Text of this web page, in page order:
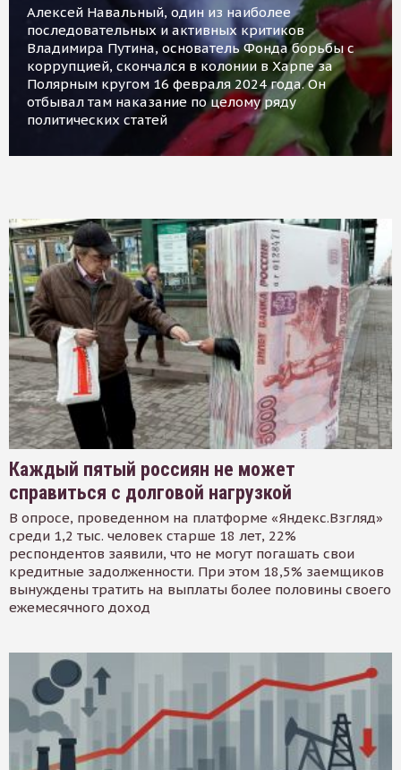
Алексей Навальный, один из наиболее
последовательных и активных критиков
Владимира Путина, основатель Фонда борьбы с
коррупцией, скончался в колонии в Харпе за
Полярным кругом 16 февраля 2024 года. Он
отбывал там наказание по целому ряду
политических статей
Каждый пятый россиян не может
справиться с долговой нагрузкой
В опросе, проведенном на платформе «Яндекс.Взгляд»
среди 1,2 тыс. человек старше 18 лет, 22%
респондентов заявили, что не могут погашать свои
кредитные задолженности. При этом 18,5% заемщиков
вынуждены тратить на выплаты более половины своего
ежемесячного доход